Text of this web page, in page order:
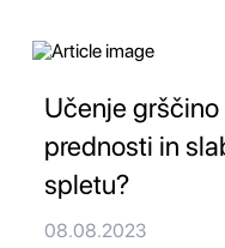
Učenje
prednosti in
spletu?
08.08.2023